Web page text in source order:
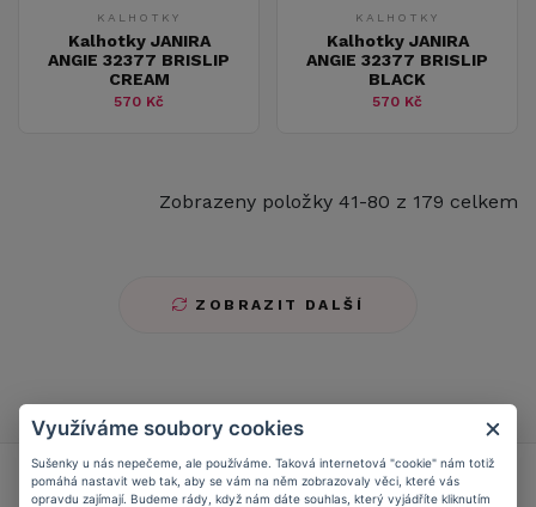
KALHOTKY
Kalhotky JANIRA
ANGIE 32377 BRISLIP
CREAM
570 Kč
KALHOTKY
Kalhotky JANIRA
ANGIE 32377 BRISLIP
BLACK
570 Kč
Zobrazeny položky 41-80 z 179 celkem
ZOBRAZIT DALŠÍ
3
Přidejte se doCaresse Clubu!
Využíváme soubory cookies
Sušenky u nás nepečeme, ale používáme. Taková internetová "cookie" nám totiž
pomáhá nastavit web tak, aby se vám na něm zobrazovaly věci, které vás
opravdu zajímají. Budeme rády, když nám dáte souhlas, který vyjádříte kliknutím